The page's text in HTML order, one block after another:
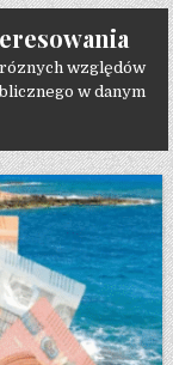
względów
w danym